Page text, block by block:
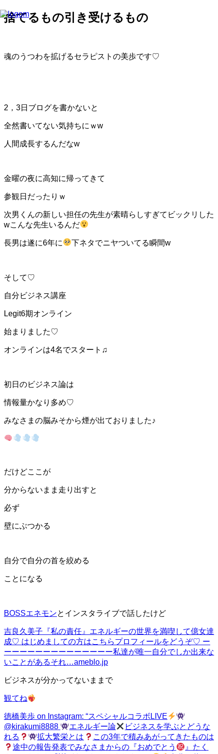
捨てるもの引き受けるもの
魂のうつわを拡げるセラピストの美歩です♡
2，3日ブログを書かないと
全然書いてない気持ちにｗw
人間成長するんだなw
金曜の夜に高知に帰ってきて
参観日だったりｗ
次男くんの新しい担任の先生が素晴らしすぎてビックリした
wこんな先生いるんだ
長男は遂に6年に 下ネタでニヤついてる瞬間w
そして♡
自分ビジネス講座
Legit6期オンライン
始まりました♡
オンラインは4名でスタート♫
初日のビジネス論は
情報量かなり多め♡
みなさまの脳みそから煙が出ておりました♪
だけどここが
分からないまま走り出すと
必ず
壁にぶつかる
自分で自分の首を絞める
ことになる
BOSSエネモンと インスタライブで話したけど
吉良久美子『私の責任』 エネルギーの世界を満喫して億女達
成♡ はじめましての方はこちらプロフィールをどうぞ♡ ー
ーーーーーーーーーーーーーー私達が唯一自分でしか出来な
いことがあるそれ…ameblo.jp
ビジネスが分かってないままで
観てね
徳橋美歩 on Instagram: “スペシャルコラボLIVE
@kirakumi8888
エネルギー論
ビジネスを学ぶとどうな
れる
拡大繁栄とは
この3年で積みあがってきたものは
途中の報告発表でみなさまからの『おめでとう
』たく